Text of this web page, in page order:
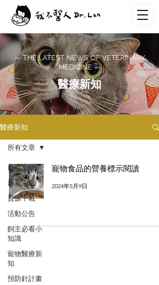
— THE LATEST NEWS OF VETERINARY
MEDICINE —
醫療新知
醫療新知
所有文章
最新消息
資源下載
活動公告
飼主必看小
知識
寵物醫療新
知
預防針計畫
所有文章
寵物食品的營養標示閱讀
2024年5月9日